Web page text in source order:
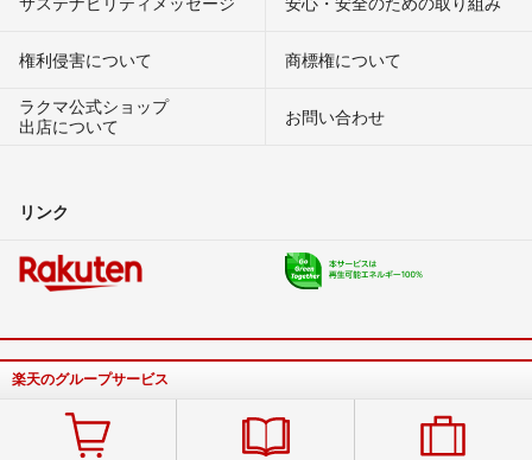
権利侵害について
商標権について
ラクマ公式ショップ
出店について
お問い合わせ
リンク
楽天のグループサービス